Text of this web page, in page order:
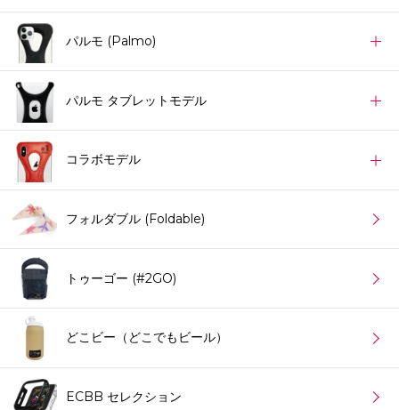
パルモ (Palmo)
パルモ タブレットモデル
コラボモデル
フォルダブル (Foldable)
トゥーゴー (#2GO)
どこビー（どこでもビール）
ECBB セレクション